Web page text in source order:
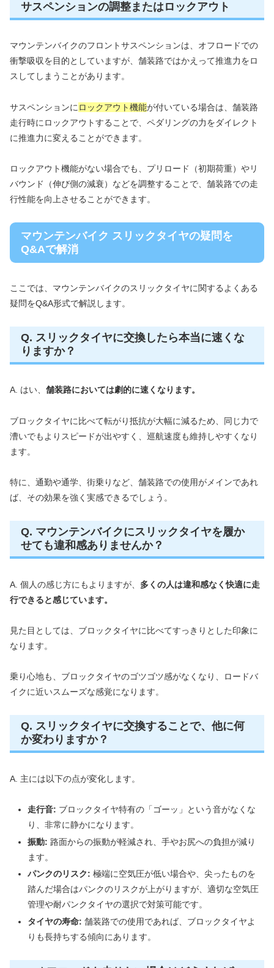
サスペンションの調整またはロックアウト
マウンテンバイクのフロントサスペンションは、オフロードでの
衝撃吸収を目的としていますが、舗装路ではかえって推進力をロ
スしてしまうことがあります。
サスペンションに ロックアウト機能が付いている場合は、舗装路
走行時にロックアウトすることで、ペダリングの力をダイレクト
に推進力に変えることができます。
ロックアウト機能がない場合でも、プリロード（初期荷重）やリ
バウンド（伸び側の減衰）などを調整することで、舗装路での走
行性能を向上させることができます。
マウンテンバイク スリックタイヤの疑問を
Q&Aで解消
ここでは、マウンテンバイクのスリックタイヤに関するよくある
疑問をQ&A形式で解説します。
Q. スリックタイヤに交換したら本当に速くな
りますか？
A. はい、 舗装路においては劇的に速くなります。
ブロックタイヤに比べて転がり抵抗が大幅に減るため、同じ力で
漕いでもよりスピードが出やすく、巡航速度も維持しやすくなり
ます。
特に、通勤や通学、街乗りなど、舗装路での使用がメインであれ
ば、その効果を強く実感できるでしょう。
Q. マウンテンバイクにスリックタイヤを履か
せても違和感ありませんか？
A. 個人の感じ方にもよりますが、 多くの人は違和感なく快適に走
行できると感じています。
見た目としては、ブロックタイヤに比べてすっきりとした印象に
なります。
乗り心地も、ブロックタイヤのゴツゴツ感がなくなり、ロードバ
イクに近いスムーズな感覚になります。
Q. スリックタイヤに交換することで、他に何
か変わりますか？
A. 主には以下の点が変化します。
走行音: ブロックタイヤ特有の「ゴーッ」という音がなくな
り、非常に静かになります。
振動: 路面からの振動が軽減され、手やお尻への負担が減り
ます。
パンクのリスク: 極端に空気圧が低い場合や、尖ったものを
踏んだ場合はパンクのリスクが上がりますが、適切な空気圧
管理や耐パンクタイヤの選択で対策可能です。
タイヤの寿命: 舗装路での使用であれば、ブロックタイヤよ
りも長持ちする傾向にあります。